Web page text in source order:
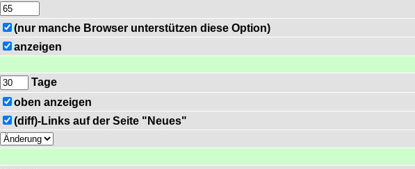
(nur manche Browser unterstützen diese Option)
anzeigen
Tage
oben anzeigen
(diff)-Links auf der Seite "Neues"